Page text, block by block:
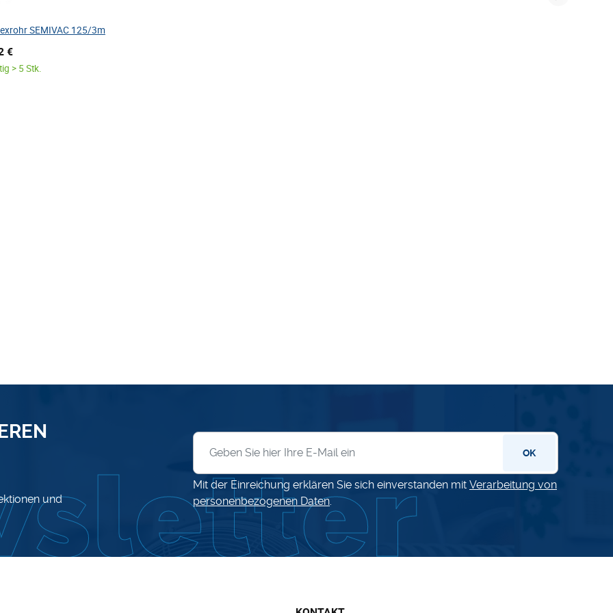
SEMIVAC 125/3m
€
> 5 Stk.
und
OK
Mit der Einreichung erklären Sie sich einverstanden mit Verarbeitung von
personenbezogenen Daten.